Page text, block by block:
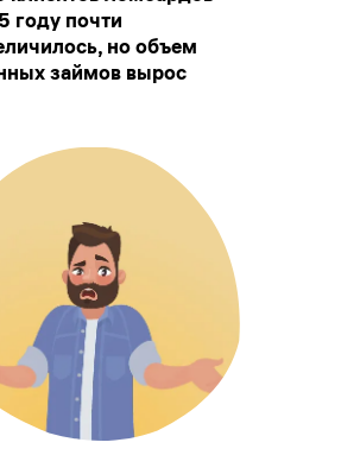
году почти
но объем
займов вырос